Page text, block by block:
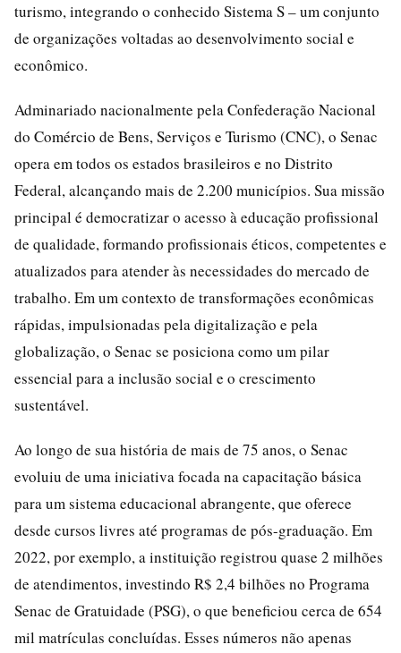
turismo, integrando o conhecido Sistema S – um conjunto
de organizações voltadas ao desenvolvimento social e
econômico.
Adminariado nacionalmente pela Confederação Nacional
do Comércio de Bens, Serviços e Turismo (CNC), o Senac
opera em todos os estados brasileiros e no Distrito
Federal, alcançando mais de 2.200 municípios. Sua missão
principal é democratizar o acesso à educação profissional
de qualidade, formando profissionais éticos, competentes e
atualizados para atender às necessidades do mercado de
trabalho. Em um contexto de transformações econômicas
rápidas, impulsionadas pela digitalização e pela
globalização, o Senac se posiciona como um pilar
essencial para a inclusão social e o crescimento
sustentável.
Ao longo de sua história de mais de 75 anos, o Senac
evoluiu de uma iniciativa focada na capacitação básica
para um sistema educacional abrangente, que oferece
desde cursos livres até programas de pós-graduação. Em
2022, por exemplo, a instituição registrou quase 2 milhões
de atendimentos, investindo R$ 2,4 bilhões no Programa
Senac de Gratuidade (PSG), o que beneficiou cerca de 654
mil matrículas concluídas. Esses números não apenas